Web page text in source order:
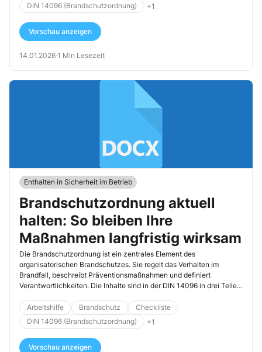
DIN 14096 (Brandschutzordnung)
+1
Vorschau anzeigen
14.01.2026·1 Min Lesezeit
Enthalten in Sicherheit im Betrieb
Brandschutzordnung aktuell
halten: So bleiben Ihre
Maßnahmen langfristig wirksam
Die Brandschutzordnung ist ein zentrales Element des
organisatorischen Brandschutzes. Sie regelt das Verhalten im
Brandfall, beschreibt Präventionsmaßnahmen und definiert
Verantwortlichkeiten. Die Inhalte sind in der DIN 14096 in drei Teile
Arbeitshilfe
Brandschutz
Checkliste
DIN 14096 (Brandschutzordnung)
+1
Vorschau anzeigen